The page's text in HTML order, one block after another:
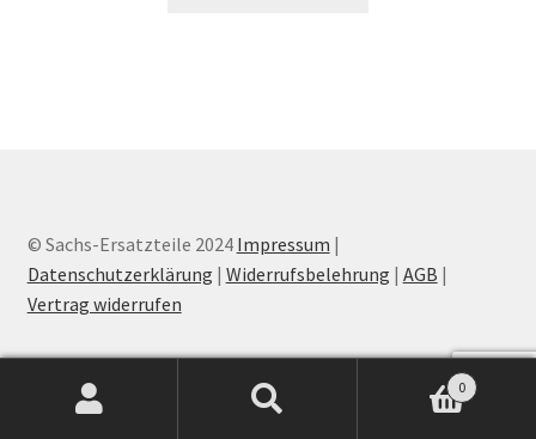
© Sachs-Ersatzteile 2024 Impressum |
Datenschutzerklärung | Widerrufsbelehrung | AGB |
Vertrag widerrufen
0